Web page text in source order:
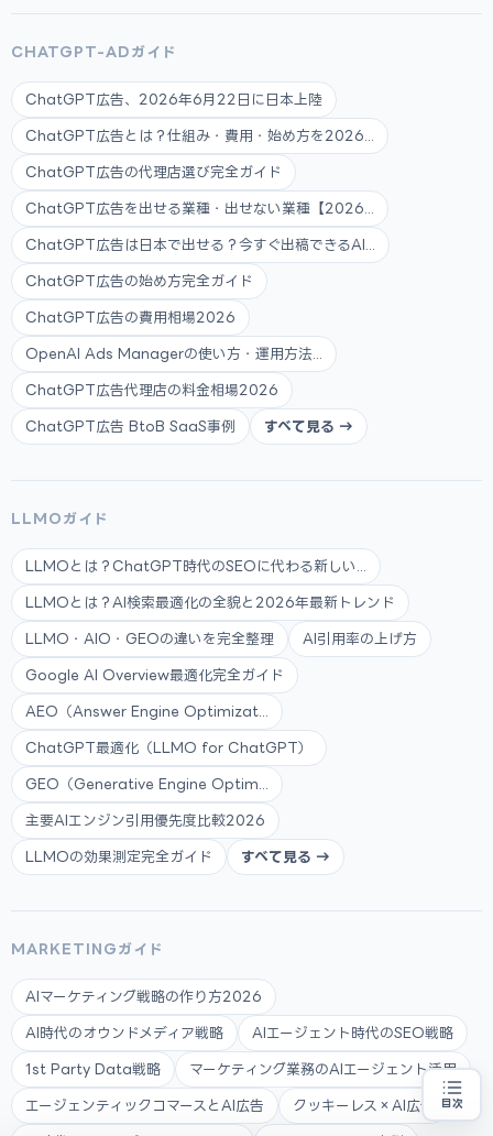
目次
お近くの専門家を探す
CHATGPT-ADガイド
ChatGPT広告、2026年6月22日に日本上陸
ChatGPT広告とは？仕組み・費用・始め方を2026...
ChatGPT広告の代理店選び完全ガイド
ChatGPT広告を出せる業種・出せない業種【2026...
ChatGPT広告は日本で出せる？今すぐ出稿できるAI...
ChatGPT広告の始め方完全ガイド
ChatGPT広告の費用相場2026
OpenAI Ads Managerの使い方・運用方法...
ChatGPT広告代理店の料金相場2026
ChatGPT広告 BtoB SaaS事例 すべて見る →
LLMOガイド
LLMOとは？ChatGPT時代のSEOに代わる新しい...
LLMOとは？AI検索最適化の全貌と2026年最新トレンド
LLMO・AIO・GEOの違いを完全整理 AI引用率の上げ方
Google AI Overview最適化完全ガイド
AEO（Answer Engine Optimizat...
ChatGPT最適化（LLMO for ChatGPT）
GEO（Generative Engine Optim...
主要AIエンジン引用優先度比較2026
LLMOの効果測定完全ガイド すべて見る →
MARKETINGガイド
AIマーケティング戦略の作り方2026
AI時代のオウンドメディア戦略 AIエージェント時代のSEO戦略
1st Party Data戦略 マーケティング業務のAIエージェント活用
エージェンティックコマースとAI広告 クッキーレス×AI広告